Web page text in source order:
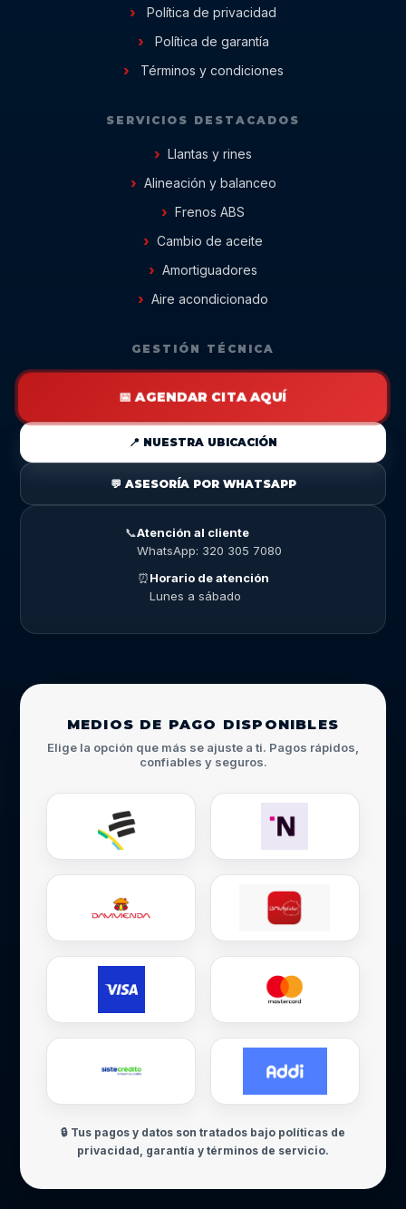
Política de privacidad
Política de garantía
Términos y condiciones
SERVICIOS DESTACADOS
Llantas y rines
Alineación y balanceo
Frenos ABS
Cambio de aceite
Amortiguadores
Aire acondicionado
GESTIÓN TÉCNICA
📅 AGENDAR CITA AQUÍ
📍 NUESTRA UBICACIÓN
💬 ASESORÍA POR WHATSAPP
📞Atención al cliente
WhatsApp: 320 305 7080
⏰Horario de atención
Lunes a sábado
MEDIOS DE PAGO DISPONIBLES
Elige la opción que más se ajuste a ti. Pagos rápidos,
confiables y seguros.
🔒 Tus pagos y datos son tratados bajo políticas de
privacidad, garantía y términos de servicio.